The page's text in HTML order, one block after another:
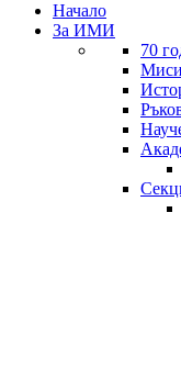
Начало
За ИМИ
70